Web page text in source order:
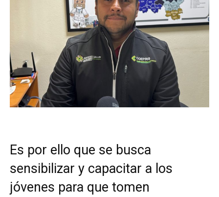
Es por ello que se busca
sensibilizar y capacitar a los
jóvenes para que tomen